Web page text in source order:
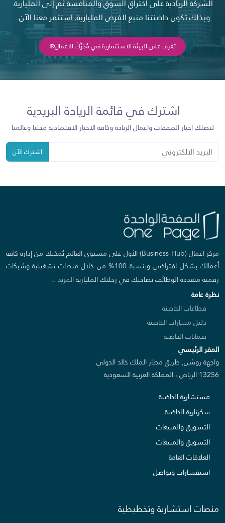
الشركة الريادية على اختراق السوق والمنافسة ثم إلى المليارية.
وبذلك تكون حاضنتنا منبع الفرص المليارية، استثمر معنا الآن..
تعرف على البيئة الاستثمارية في مُحَرِّكُ الأعمال®
اشترك في قائمة الريادة البريدية
لتصلك اخبار الصفقات واعمال الريادة وكافة الاخبار الاقتصادية محليا وعالميا
اشترك الآن
مركز اعمال (Business Hub) الأول على مستوى العالم يُمكنك من إدارة كافة
أعمالك بشكل افتراضي وبنسبة 100% من خلال منصات تشغيلية وشبكات
رقمية متعددة الوظائف تصاحبك في رحلتك الملياريةالمزيد ..
نظرة عامة
قطاعات الحاضنة
دليل مسارات الحاضنة
ضمانات الحاضنة
المقر الرئيسي
واجهة روشن, طريق مطار الملك خالد الدولي
13256 الرياض ، المملكة العربية السعودية
مستشارية الحاضنة
سكرتارية الحاضنة
التسويق والمبيعات
التسويق والمبيعات
العلاقات العامة
استفسارات وتواصل
منصات استشارية وتخطيطية